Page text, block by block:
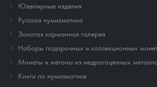
Ювелирные изделия
Русская нумизматика
Золотая карманная галерея
Наборы подарочных и коллекционных
Монеты и жетоны из недрагоценных
Книги по нумизматике